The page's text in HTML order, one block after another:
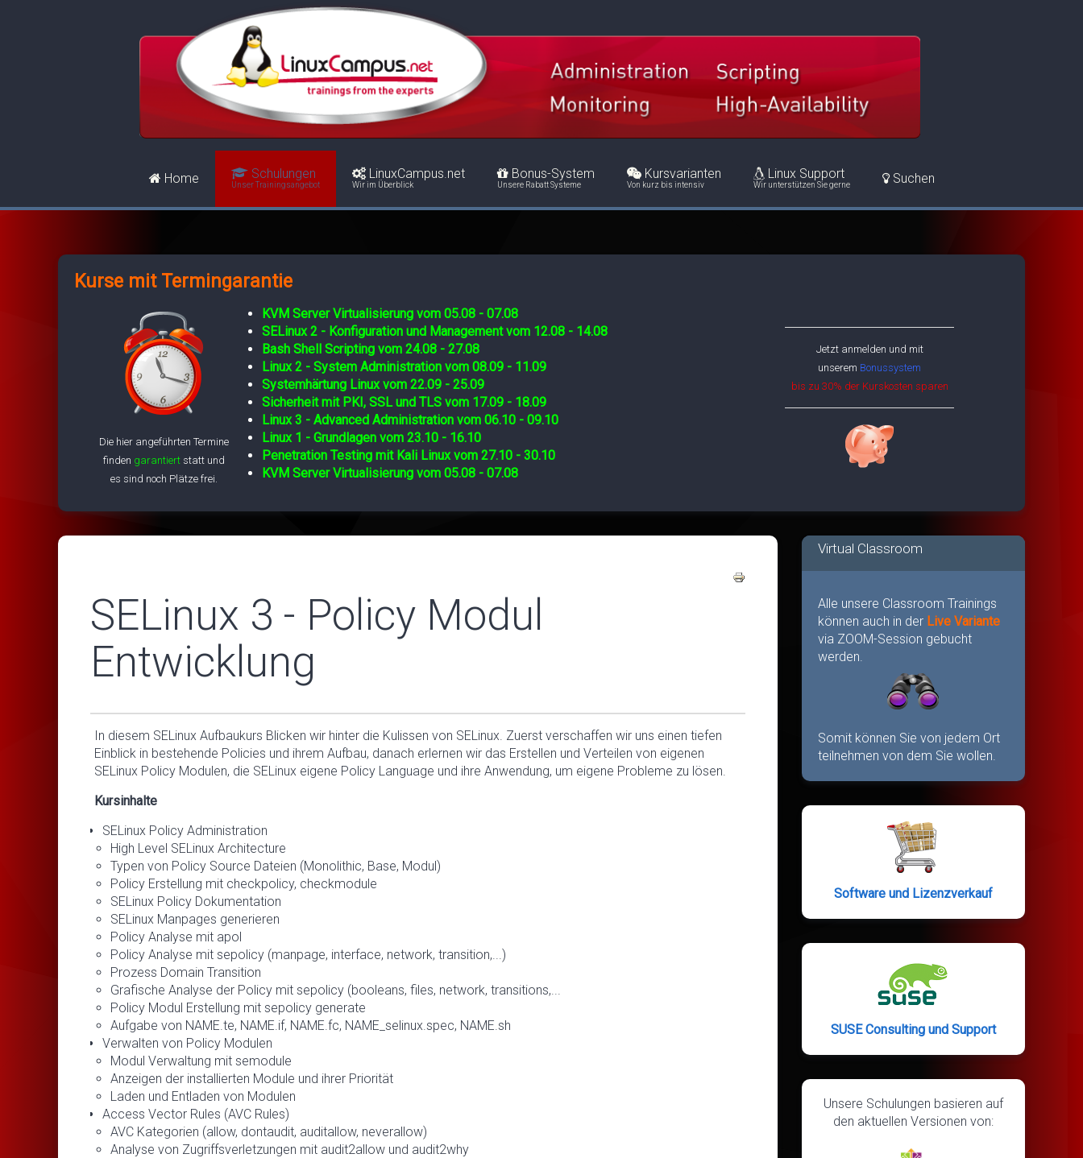
Home Schulungen
Unser Trainingsangebot
LinuxCampus.net
Wir im Überblick
Bonus-System
Unsere Rabatt Systeme
Kursvarianten
Von kurz bis intensiv
Linux Support
Wir unterstützen Sie gerne Suchen
Kurse mit Termingarantie
Die hier angeführten Termine
finden garantiert statt und
es sind noch Plätze frei.
KVM Server Virtualisierung vom 05.08 - 07.08
SELinux 2 - Konfiguration und Management vom 12.08 - 14.08
Bash Shell Scripting vom 24.08 - 27.08
Linux 2 - System Administration vom 08.09 - 11.09
Systemhärtung Linux vom 22.09 - 25.09
Sicherheit mit PKI, SSL und TLS vom 17.09 - 18.09
Linux 3 - Advanced Administration vom 06.10 - 09.10
Linux 1 - Grundlagen vom 23.10 - 16.10
Penetration Testing mit Kali Linux vom 27.10 - 30.10
KVM Server Virtualisierung vom 05.08 - 07.08
Jetzt anmelden und mit
unserem Bonussystem
bis zu 30% der Kurskosten sparen
SELinux 3 - Policy Modul
Entwicklung
In diesem SELinux Aufbaukurs Blicken wir hinter die Kulissen von SELinux. Zuerst verschaffen wir uns einen tiefen
Einblick in bestehende Policies und ihrem Aufbau, danach erlernen wir das Erstellen und Verteilen von eigenen
SELinux Policy Modulen, die SELinux eigene Policy Language und ihre Anwendung, um eigene Probleme zu lösen.
Kursinhalte
SELinux Policy Administration
High Level SELinux Architecture
Typen von Policy Source Dateien (Monolithic, Base, Modul)
Policy Erstellung mit checkpolicy, checkmodule
SELinux Policy Dokumentation
SELinux Manpages generieren
Policy Analyse mit apol
Policy Analyse mit sepolicy (manpage, interface, network, transition,...)
Prozess Domain Transition
Grafische Analyse der Policy mit sepolicy (booleans, files, network, transitions,...
Policy Modul Erstellung mit sepolicy generate
Aufgabe von NAME.te, NAME.if, NAME.fc, NAME_selinux.spec, NAME.sh
Verwalten von Policy Modulen
Modul Verwaltung mit semodule
Anzeigen der installierten Module und ihrer Priorität
Laden und Entladen von Modulen
Access Vector Rules (AVC Rules)
AVC Kategorien (allow, dontaudit, auditallow, neverallow)
Analyse von Zugriffsverletzungen mit audit2allow und audit2why
Virtual Classroom
Alle unsere Classroom Trainings
können auch in der Live Variante
via ZOOM-Session gebucht
werden.
Somit können Sie von jedem Ort
teilnehmen von dem Sie wollen.
Software und Lizenzverkauf
SUSE Consulting und Support
Unsere Schulungen basieren auf
den aktuellen Versionen von: